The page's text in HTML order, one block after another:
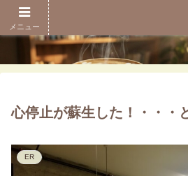
心停止が蘇生した！・・・
ER
メニュー